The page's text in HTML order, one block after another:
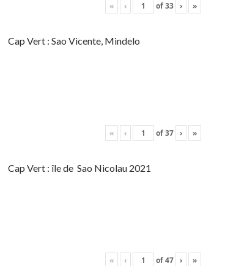
« ‹ of33 › »
Cap Vert : Sao Vicente, Mindelo
« ‹ of37 › »
Cap Vert : île de Sao Nicolau 2021
« ‹ of47 › »